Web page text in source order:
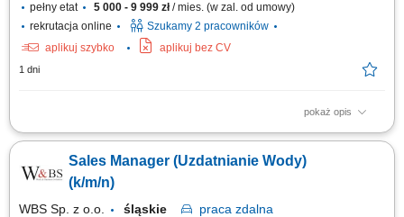
pełny etat
5 000 - 9 999 zł/ mies. (w zal. od umowy)
rekrutacja online
Szukamy 2 pracowników
aplikuj szybko
aplikuj bez CV
1 dni
pokaż opis
Obsługa sprzedaży online (Allegro, Shoper, PrestaShop, Emag, Erli,
nowych klientów; Wsparcie i rozwój relacji z obecnymi partnerami
biznesowymi;
Sales Manager (Uzdatnianie Wody)
(k/m/n)
WBS Sp. z o.o. śląskie praca zdalna